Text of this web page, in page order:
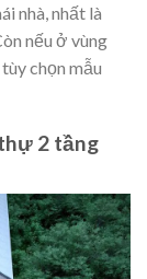
nhà, nhất là
nếu ở vùng
chọn mẫu
2 tầng